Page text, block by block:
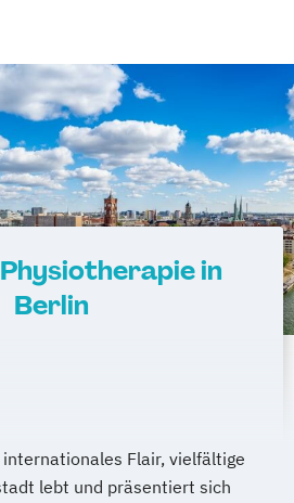
in
Berlin
Flair, vielfältige
lebt und präsentiert sich